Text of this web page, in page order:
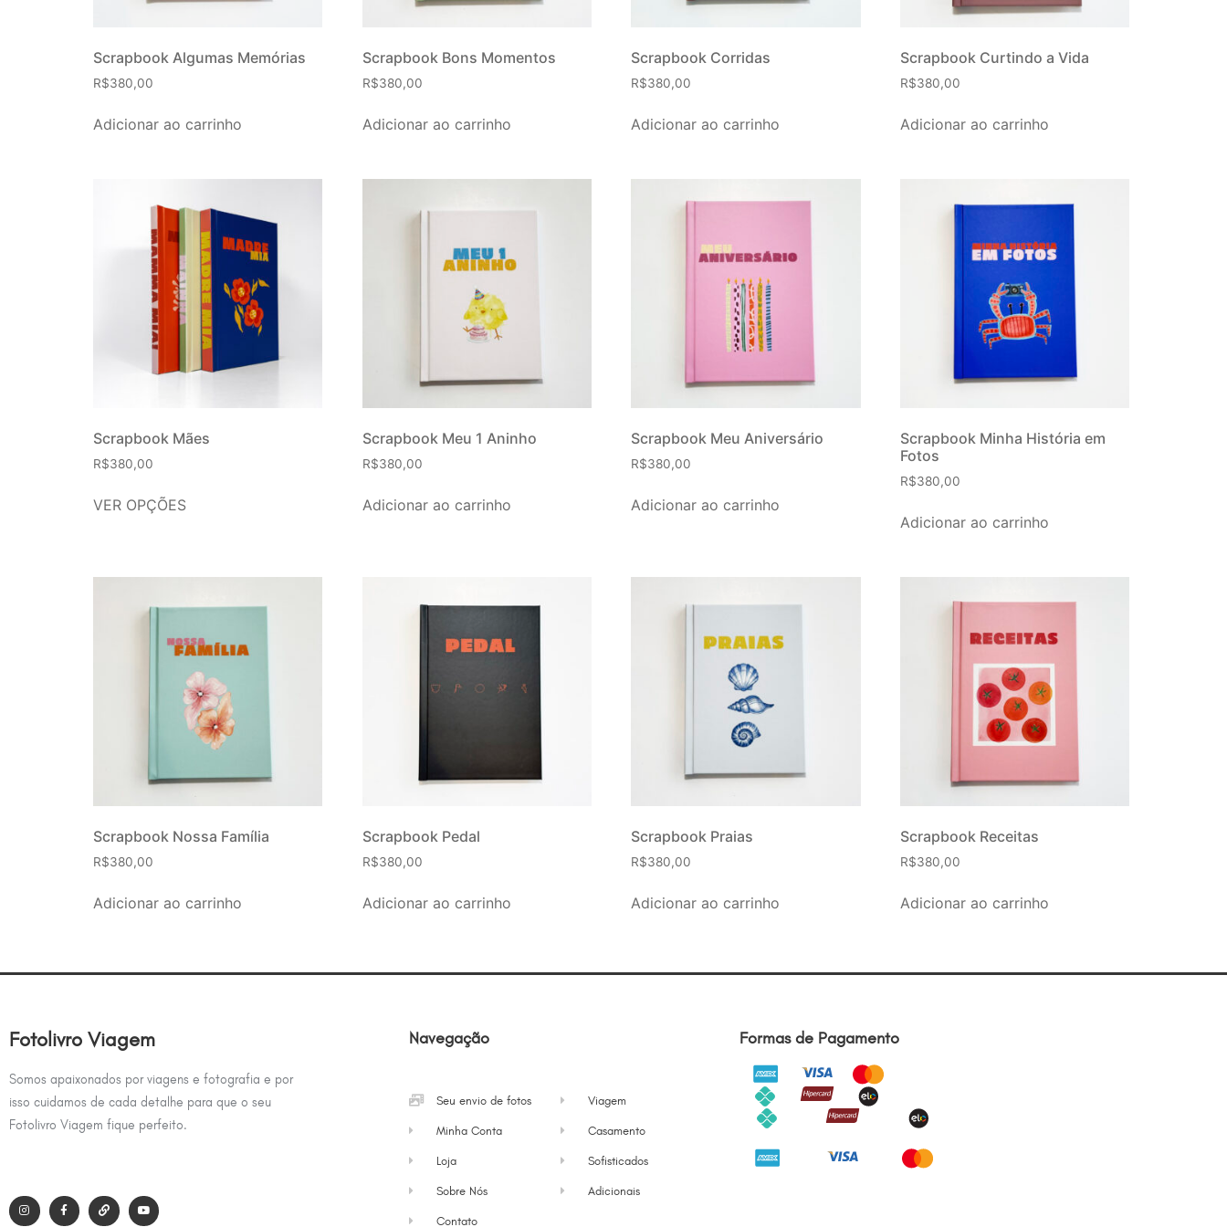
Scrapbook Algumas Memórias
R$380,00
Adicionar ao carrinho
Scrapbook Bons Momentos
R$380,00
Adicionar ao carrinho
Scrapbook Corridas
R$380,00
Adicionar ao carrinho
Scrapbook Curtindo a Vida
R$380,00
Adicionar ao carrinho
Scrapbook Mães
R$380,00
VER OPÇÕES
Scrapbook Meu 1 Aninho
R$380,00
Adicionar ao carrinho
Scrapbook Meu Aniversário
R$380,00
Adicionar ao carrinho
Scrapbook Minha História em
Fotos
R$380,00
Adicionar ao carrinho
Scrapbook Nossa Família
R$380,00
Adicionar ao carrinho
Scrapbook Pedal
R$380,00
Adicionar ao carrinho
Scrapbook Praias
R$380,00
Adicionar ao carrinho
Scrapbook Receitas
R$380,00
Adicionar ao carrinho
Fotolivro Viagem
Somos apaixonados por viagens e fotografia e por
isso cuidamos de cada detalhe para que o seu
Fotolivro Viagem fique perfeito.
Navegação
Seu envio de fotos
Minha Conta
Loja
Sobre Nós
Contato
Viagem
Casamento
Sofisticados
Adicionais
Formas de Pagamento